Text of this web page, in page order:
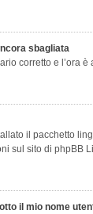
sbagliata
corretto e l’ora
il pacchetto
sul sito di phpBB
il mio nome